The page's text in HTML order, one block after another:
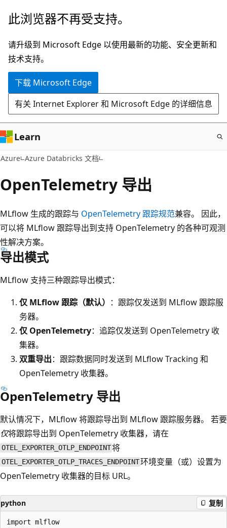
跳
主
要
内
此浏览器不再受支持。
请升级到 Microsoft Edge 以使用最新的功能、安全更新和
技术支持。
下载 Microsoft Edge
有关 Internet Explorer 和 Microsoft Edge 的详细信息
Learn
Azure Azure Databricks 文档
OpenTelemetry 导出
MLflow 生成的跟踪与 OpenTelemetry 跟踪规范兼容。 因此，
可以将 MLflow 跟踪导出到支持 OpenTelemetry 的各种可观测
性解决方案。
导出模式
MLflow 支持三种跟踪导出模式：
仅 MLflow 跟踪（默认） ：跟踪仅发送到 MLflow 跟踪服
务器。
仅 OpenTelemetry：追踪仅发送到 OpenTelemetry 收
集器。
双重导出：跟踪数据同时发送到 MLflow Tracking 和
OpenTelemetry 收集器。
OpenTelemetry 导出
默认情况下，MLflow 将跟踪导出到 MLflow 跟踪服务器。 若要
仅将跟踪导出到 OpenTelemetry 收集器，请在
OTEL_EXPORTER_OTLP_ENDPOINT将
OTEL_EXPORTER_OTLP_TRACES_ENDPOINT环境变量（或）设置为
OpenTelemetry 收集器的目标 URL。
python 复制
import mlflow